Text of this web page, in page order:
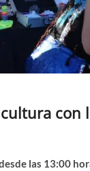
con
las 13:00